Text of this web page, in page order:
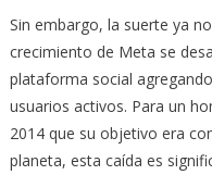
Sin embargo, la suerte ya
crecimiento de Meta se
plataforma social
usuarios activos. Para un
2014 que su objetivo era
planeta, esta caída es